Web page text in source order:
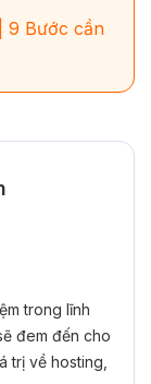
9 Bước cần
trong lĩnh
đem đến cho
trị về hosting,